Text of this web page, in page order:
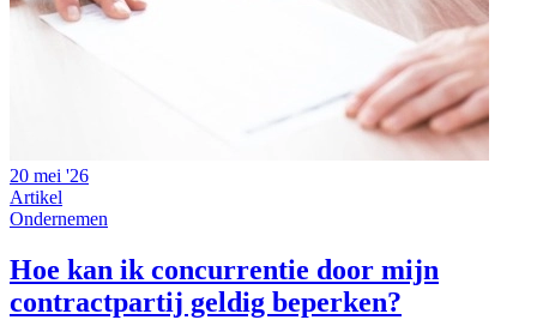
20 mei '26
Artikel
Ondernemen
Hoe kan ik concurrentie door mijn
contractpartij geldig beperken?